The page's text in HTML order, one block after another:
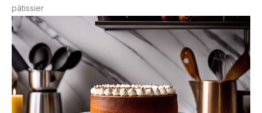
pâtissier